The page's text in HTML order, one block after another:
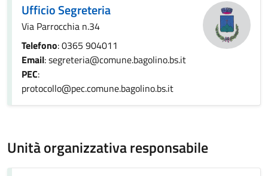
Ufficio Segreteria
Via Parrocchia n.34
Telefono: 0365 904011
Email: segreteria@comune.bagolino.bs.it
PEC:
protocollo@pec.comune.bagolino.bs.it
Unità organizzativa responsabile